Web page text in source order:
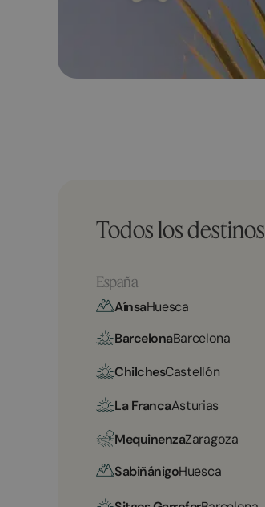
Todos los destinos
España
AínsaHuesca
BarcelonaBarcelona
ChilchesCastellón
La FrancaAsturias
MequinenzaZaragoza
SabiñánigoHuesca